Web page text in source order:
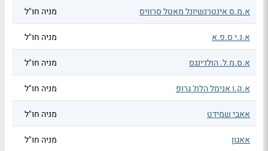
א.מ.ס אינטרנשיונל מאטל סרוויס מניה חו"ל
א.נ.י ס.פ.א מניה חו"ל
א.ס.מ.ל. הולדינגס מניה חו"ל
א.ק.ו אנימל הלת' גרופ מניה חו"ל
אאבי שמידט מניה חו"ל
אאגון מניה חו"ל